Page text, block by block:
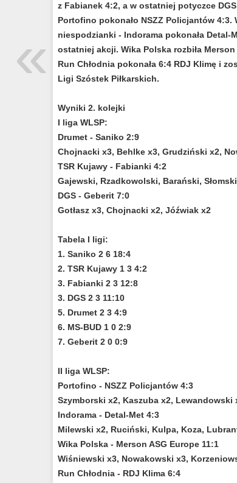
z Fabianek 4:2, a w ostatniej potyczce
Portofino pokonało NSZZ Policjantów
niespodzianki - Indorama pokonała
ostatniej akcji. Wika Polska rozbiła
Run Chłodnia pokonała 6:4 RDJ Klimę i
Ligi Szóstek Piłkarskich.
Wyniki 2. kolejki
I liga WLSP:
Drumet - Saniko 2:9
Chojnacki x3, Behlke x3, Grudziński x2,
TSR Kujawy - Fabianki 4:2
Gajewski, Rzadkowolski, Barański,
DGS - Geberit 7:0
Gotłasz x3, Chojnacki x2, Jóźwiak x2
Tabela I ligi:
1. Saniko 2 6 18:4
2. TSR Kujawy 1 3 4:2
3. Fabianki 2 3 12:8
3. DGS 2 3 11:10
5. Drumet 2 3 4:9
6. MS-BUD 1 0 2:9
7. Geberit 2 0 0:9
II liga WLSP:
Portofino - NSZZ Policjantów 4:3
Szymborski x2, Kaszuba x2, Lewandowski
Indorama - Detal-Met 4:3
Milewski x2, Ruciński, Kulpa, Koza,
Wika Polska - Merson ASG Europe 11:1
Wiśniewski x3, Nowakowski x3,
Run Chłodnia - RDJ Klima 6:4
«